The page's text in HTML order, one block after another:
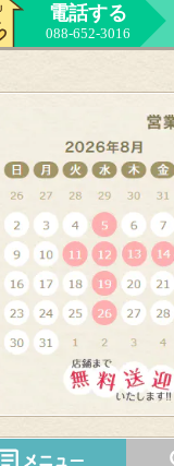
電話する
088-652-3016